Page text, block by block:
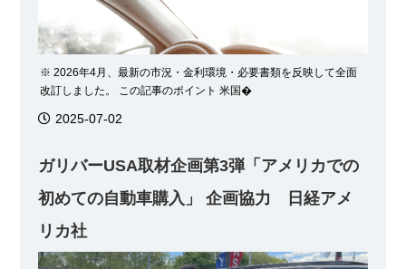
※ 2026年4月、最新の市況・金利環境・必要書類を反映して全面
改訂しました。 この記事のポイント 米国�
2025-07-02
ガリバーUSA取材企画第3弾「アメリカでの
初めての自動車購入」 企画協力 日経アメ
リカ社